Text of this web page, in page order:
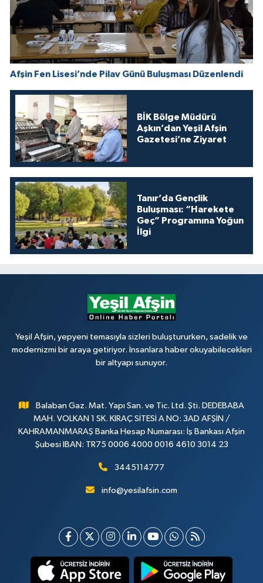
Afşin Fen Lisesi’nde Pilav Günü Buluşması Düzenlendi
BİK Bölge Müdürü
Aşkın’dan Yeşil Afşin
Gazetesi’ne Ziyaret
Tanır’da Gençlik
Buluşması: “Harekete
Geç” Programına Yoğun
İlgi
Yeşil Afşin, yepyeni temasıyla sizleri buluştururken, sadelik ve
modernizmi bir araya getiriyor. İnsanlara haber okuyabilecekleri
bir altyapı sunuyor.
Balaban Gaz. Mat. Yapı San. ve Tic. Ltd. Şti. DEDEBABA
MAH. VOLKAN 1 SK. KIRAÇ SİTESİ A NO: 3AD AFŞİN /
KAHRAMANMARAŞ Banka Hesap Numarası: İş Bankası Afşin
Şubesi IBAN: TR75 0006 4000 0016 4610 3014 23
3445114777
info@yesilafsin.com